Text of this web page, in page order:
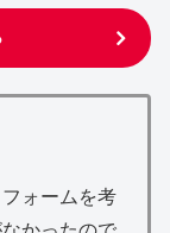
ォームを考